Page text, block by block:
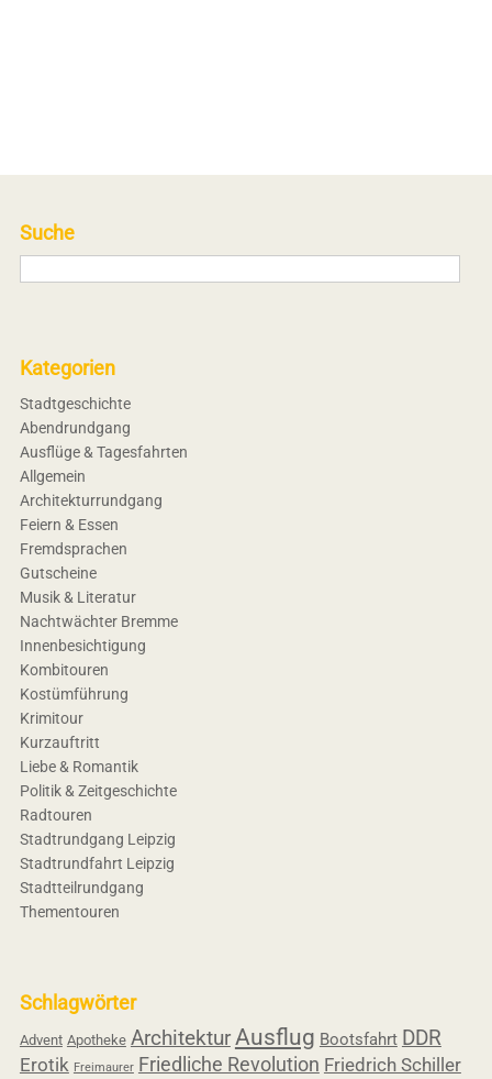
Suche
Kategorien
Stadtgeschichte
Abendrundgang
Ausflüge & Tagesfahrten
Allgemein
Architekturrundgang
Feiern & Essen
Fremdsprachen
Gutscheine
Musik & Literatur
Nachtwächter Bremme
Innenbesichtigung
Kombitouren
Kostümführung
Krimitour
Kurzauftritt
Liebe & Romantik
Politik & Zeitgeschichte
Radtouren
Stadtrundgang Leipzig
Stadtrundfahrt Leipzig
Stadtteilrundgang
Thementouren
Schlagwörter
Advent Apotheke ArchitekturAusflug Bootsfahrt DDR
Erotik Freimaurer Friedliche Revolution Friedrich Schiller